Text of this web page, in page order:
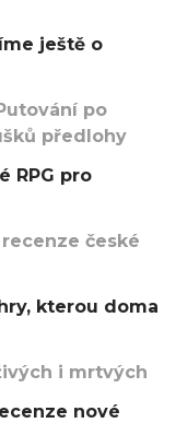
ještě o
po
předlohy
RPG pro
české
kterou doma
i mrtvých
nové